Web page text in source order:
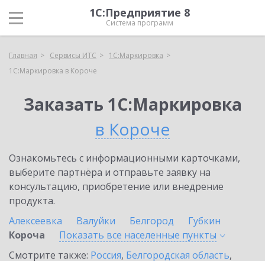
1С:Предприятие 8
Система программ
Главная Сервисы ИТС
1С:Маркировка
1С:Маркировка в Короче
Заказать 1С:Маркировка
в Короче
Ознакомьтесь с информационными карточками,
выберите партнёра и отправьте заявку на
консультацию, приобретение или внедрение
продукта.
Алексеевка
Валуйки Белгород
Губкин
Короча
Показать все населенные пункты
Смотрите также: Россия, Белгородская область,